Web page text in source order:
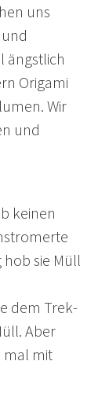
uns
ängstlich
Origami
Wir
und
keinen
sie Müll
dem Trek-
Aber
mal mit